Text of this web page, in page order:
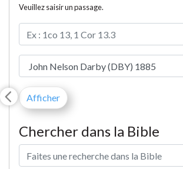
Veuillez saisir un passage.
Chercher dans la Bible